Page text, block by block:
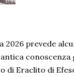
2026 prevede
conoscenza
di Eraclito di